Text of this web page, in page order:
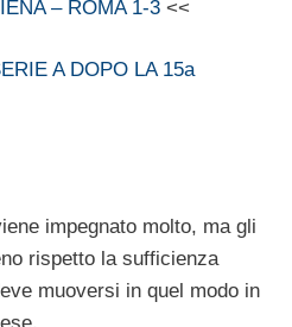
– ROMA 1-3 <<
A DOPO LA 15a
impegnato molto, ma gli
rispetto la sufficienza
muoversi in quel modo in